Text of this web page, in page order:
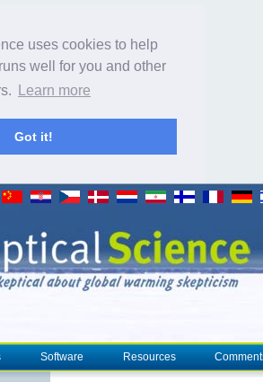
uses cookies to help
well for you and other
Learn more
Got it!
Software Resources